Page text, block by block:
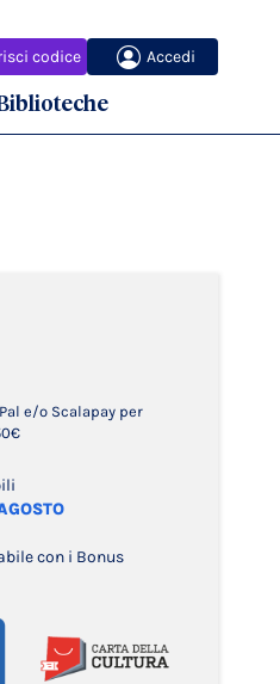
codice Accedi
e/o Scalapay per
con i Bonus